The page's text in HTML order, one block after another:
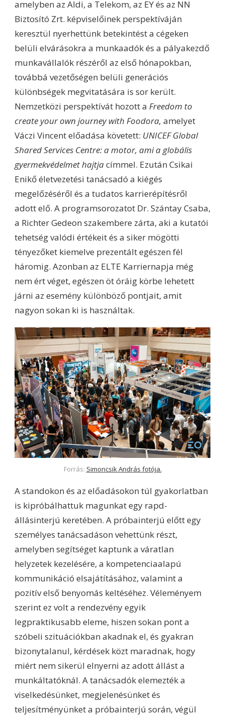
amelyben az Aldi, a Telekom, az EY és az NN
Biztosító Zrt. képviselőinek perspektíváján
keresztül nyerhettünk betekintést a cégeken
belüli elvárásokra a munkaadók és a pályakezdő
munkavállalók részéről az első hónapokban,
továbbá vezetőségen belüli generációs
különbségek megvitatására is sor került.
Nemzetközi perspektívát hozott a Freedom to
create your own journey with Foodora, amelyet
Váczi Vincent előadása követett: UNICEF Global
Shared Services Centre: a motor, ami a globális
gyermekvédelmet hajtjacímmel. Ezután Csikai
Enikő életvezetési tanácsadó a kiégés
megelőzéséről és a tudatos karrierépítésről
adott elő. A programsorozatot Dr. Szántay Csaba,
a Richter Gedeon szakembere zárta, aki a kutatói
tehetség valódi értékeit és a siker mögötti
tényezőket kiemelve prezentált egészen fél
háromig. Azonban az ELTE Karriernapja még
nem ért véget, egészen öt óráig körbe lehetett
járni az esemény különböző pontjait, amit
nagyon sokan ki is használtak.
Forrás: Simoncsik András fotója.
A standokon és az előadásokon túl gyakorlatban
is kipróbálhattuk magunkat egy rapd-
állásinterjú keretében. A próbainterjú előtt egy
személyes tanácsadáson vehettünk részt,
amelyben segítséget kaptunk a váratlan
helyzetek kezelésére, a kompetenciaalapú
kommunikáció elsajátításához, valamint a
pozitív első benyomás keltéséhez. Véleményem
szerint ez volt a rendezvény egyik
legpraktikusabb eleme, hiszen sokan pont a
szóbeli szituációkban akadnak el, és gyakran
bizonytalanul, kérdések közt maradnak, hogy
miért nem sikerül elnyerni az adott állást a
munkáltatóknál. A tanácsadók elemezték a
viselkedésünket, megjelenésünket és
teljesítményünket a próbainterjú során, végül